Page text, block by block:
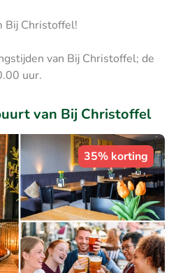
Bij Christoffel!
van Bij Christoffel; de
uur.
van Bij Christoffel
35% korting